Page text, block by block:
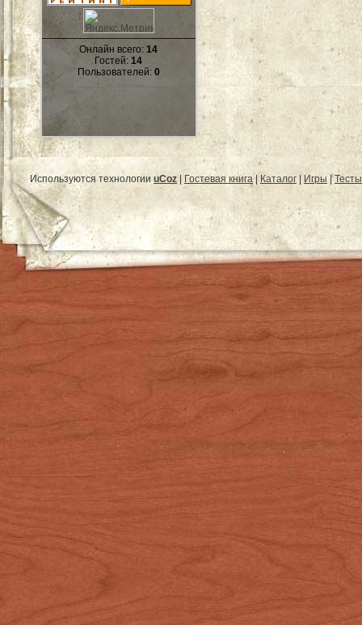
Онлайн всего:14
Гостей:14
Пользователей: 0
Используются технологии uCoz | Гостевая книга| Каталог | Игры |Тесты